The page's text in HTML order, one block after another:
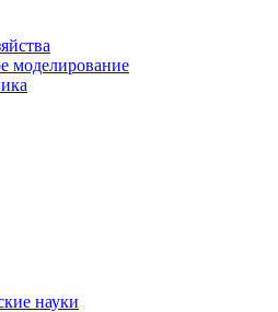
моделирование
науки